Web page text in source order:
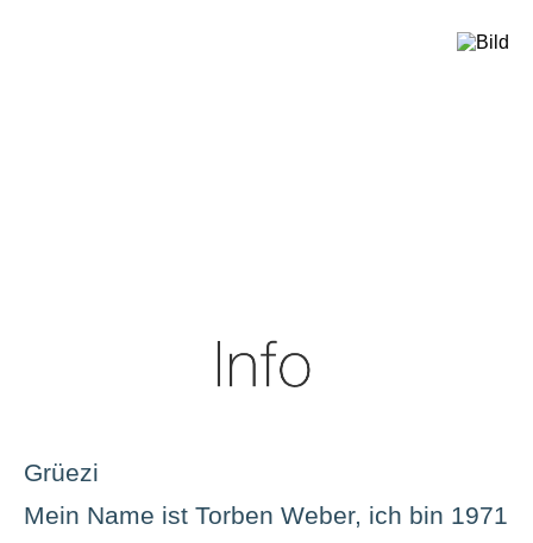
Grüezi
Mein Name ist Torben Weber, ich bin 1971